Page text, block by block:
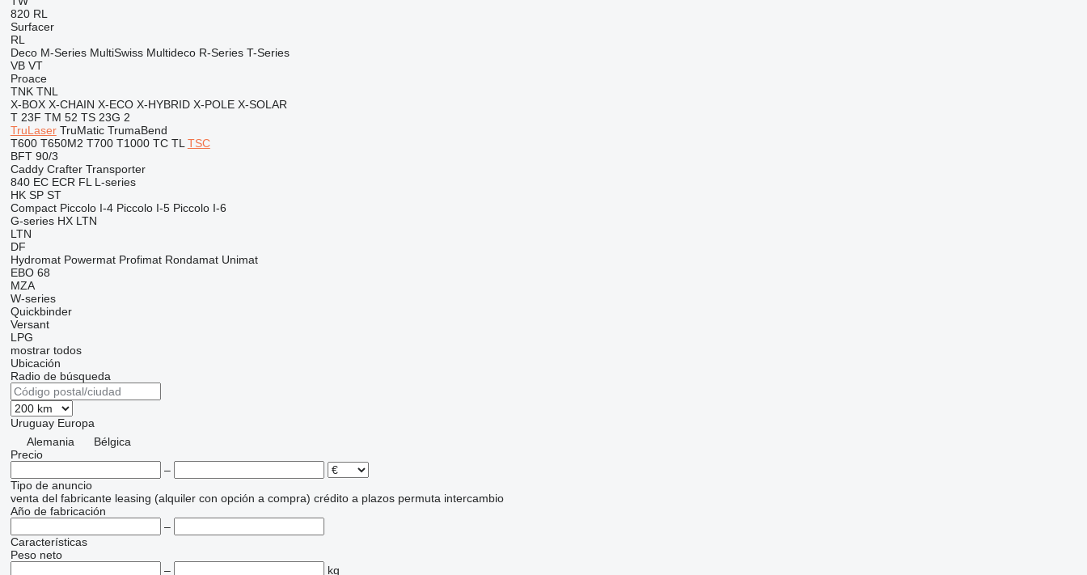
820 RL
Surfacer
RL
Deco M-Series MultiSwiss Multideco R-Series T-Series
VB VT
Proace
TNK TNL
X-BOX X-CHAIN X-ECO X-HYBRID X-POLE X-SOLAR
T 23F TM 52 TS 23G 2
TruLaser TruMatic TrumaBend
T600 T650M2 T700 T1000 TC TL TSC
BFT 90/3
Caddy Crafter Transporter
840 EC ECR FL L-series
HK SP ST
Compact Piccolo I-4 Piccolo I-5 Piccolo I-6
G-series HX LTN
LTN
DF
Hydromat Powermat Profimat Rondamat Unimat
EBO 68
MZA
W-series
Quickbinder
Versant
LPG
mostrar todos
Ubicación
Radio de búsqueda
Uruguay Europa
Alemania
Bélgica
Precio
–
Tipo de anuncio
venta del fabricante leasing (alquiler con opción a compra) crédito a plazos permuta intercambio
Año de fabricación
–
Características
Peso neto
–
kg